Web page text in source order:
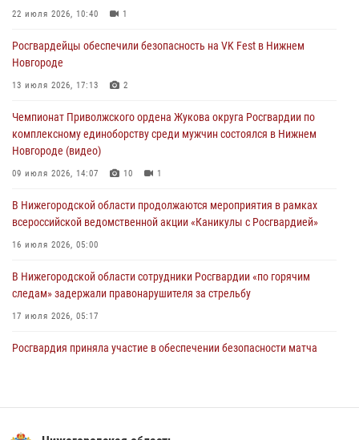
Росгвардейцы обеспечили безопасность на VK Fest в Нижнем
13 июля 2026, 17:13
Нижегородские росгвардейцы за прошедшую неделю выезжали
13 июля 2026, 06:45
Росгвардейцы предотвратили серию краж в Нижнем Новгороде
10 июля 2026, 09:38
22 июля 2026, 10:40 1
Росгвардейцы обеспечили безопасность на VK Fest в Нижнем
Новгороде
13 июля 2026, 17:13 2
Чемпионат Приволжского ордена Жукова округа Росгвардии по
комплексному единоборству среди мужчин состоялся в Нижнем
Новгороде (видео)
09 июля 2026, 14:07 10 1
В Нижегородской области продолжаются мероприятия в рамках
всероссийской ведомственной акции «Каникулы с Росгвардией»
16 июля 2026, 05:00
В Нижегородской области сотрудники Росгвардии «по горячим
следам» задержали правонарушителя за стрельбу
17 июля 2026, 05:17
Росгвардия приняла участие в обеспечении безопасности матча
святого равноапостольного князя Владимира